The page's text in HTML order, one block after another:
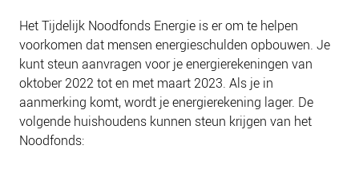
Het Tijdelijk Noodfonds Energie is er om te helpen
voorkomen dat mensen energieschulden opbouwen. Je
kunt steun aanvragen voor je energierekeningen van
oktober 2022 tot en met maart 2023. Als je in
aanmerking komt, wordt je energierekening lager. De
volgende huishoudens kunnen steun krijgen van het
Noodfonds: